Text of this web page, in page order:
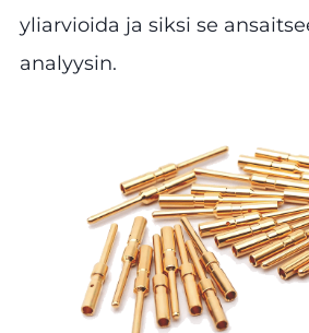
yliarvioida ja siksi se
analyysin.